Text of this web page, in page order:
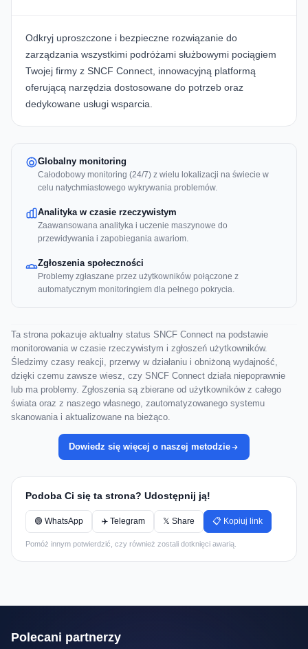
Odkryj uproszczone i bezpieczne rozwiązanie do
zarządzania wszystkimi podróżami służbowymi pociągiem
Twojej firmy z SNCF Connect, innowacyjną platformą
oferującą narzędzia dostosowane do potrzeb oraz
dedykowane usługi wsparcia.
Globalny monitoring
Całodobowy monitoring (24/7) z wielu lokalizacji na świecie w
celu natychmiastowego wykrywania problemów.
Analityka w czasie rzeczywistym
Zaawansowana analityka i uczenie maszynowe do
przewidywania i zapobiegania awariom.
Zgłoszenia społeczności
Problemy zgłaszane przez użytkowników połączone z
automatycznym monitoringiem dla pełnego pokrycia.
Ta strona pokazuje aktualny status SNCF Connect na podstawie
monitorowania w czasie rzeczywistym i zgłoszeń użytkowników.
Śledzimy czasy reakcji, przerwy w działaniu i obniżoną wydajność,
dzięki czemu zawsze wiesz, czy SNCF Connect działa niepoprawnie
lub ma problemy. Zgłoszenia są zbierane od użytkowników z całego
świata oraz z naszego własnego, zautomatyzowanego systemu
skanowania i aktualizowane na bieżąco.
Dowiedz się więcej o naszej metodzie
Podoba Ci się ta strona? Udostępnij ją!
🟢 WhatsApp ✈️ Telegram 𝕏 Share 📋 Kopiuj link
Pomóż innym potwierdzić, czy również zostali dotknięci awarią.
Polecani partnerzy